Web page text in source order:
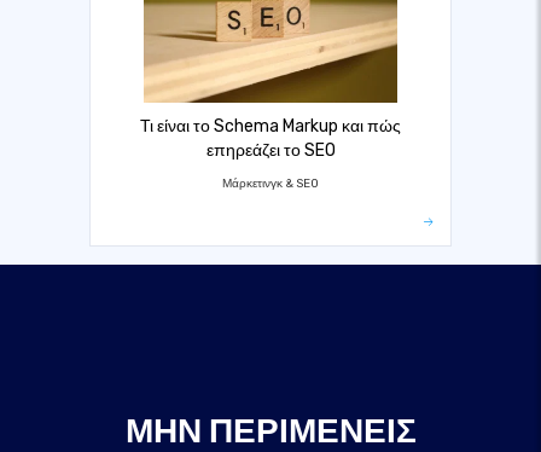
Τι είναι το Schema Markup και πώς
επηρεάζει το SEO
Μάρκετινγκ & SEO
ΜΗΝ ΠΕΡΙΜΈΝΕΙΣ